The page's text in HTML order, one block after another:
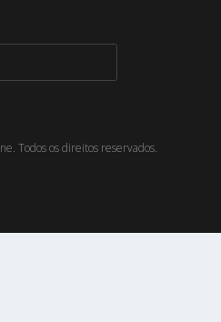
Todos os direitos reservados.